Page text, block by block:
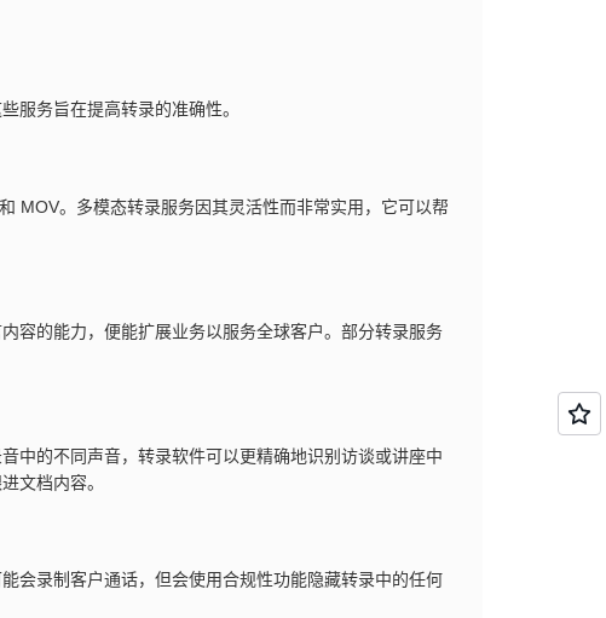
服务旨在提高转录的准确性。
MOV。多模态转录服务因其灵活性而非常实用，它可以帮
容的能力，便能扩展业务以服务全球客户。部分转录服务
中的不同声音，转录软件可以更精确地识别访谈或讲座中
文档内容。
会录制客户通话，但会使用合规性功能隐藏转录中的任何